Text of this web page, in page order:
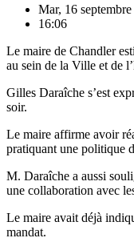
Mar, 16
16:06
Le maire de Chandler
au sein de la Ville et de
Gilles Daraîche s’est
soir.
Le maire affirme avoir
pratiquant une politique
M. Daraîche a aussi
une collaboration avec
Le maire avait déjà
mandat.